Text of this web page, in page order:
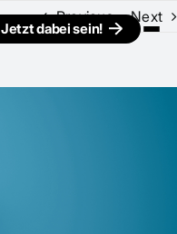
Jetzt dabei sein!
Previous Next